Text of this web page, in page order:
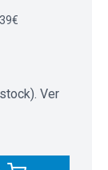
Ver